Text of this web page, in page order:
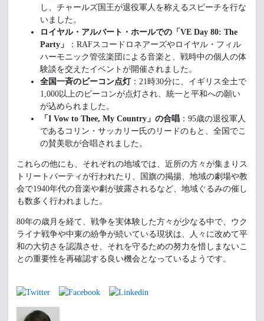
し、チャールズ国王が退役軍人を称えるスピーチを行な
いました。
ロイヤル・アルバート・ホールでの「 VE Day 80: The
Party」
：RAFスコードロネアーズやロイヤル・フィル
ハーモニック管弦楽団による音楽と、戦時中の個人の体
験談を交えたイベントが開催されました。
全国一斉のビーコン点灯：21時30分に、イギリス全土で
1,000以上のビーコンが点灯され、統一と平和への願い
が込められました。
「 I Vow to Thee, My Country」の合唱 ：95歳の退役軍人
であるコリン・サッカリー氏のリードのもと、全国でこ
の賛美歌が合唱されました。
これらの他にも、それぞれの地域では、近所の方々が集まりス
トリートパーティが行われたり、国旗の掲揚、地域の劇場や教
会で1940年代の音楽や劇が披露されるなど、地域ぐるみの催し
も数多く行われました。
80年の歳月を経て、戦争を実体験した方々が少なる中で、ウク
ライナ戦争や中東の紛争が続いている現状は、人々に改めて平
和の大切さを認識させ、それを守るための努力を惜しまないこ
との重要性を再確認する良い機会となっているようです。